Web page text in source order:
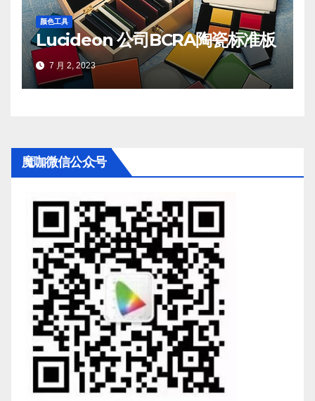
颜色工具
Lucideon 公司BCRA陶瓷标准板
7 月 2, 2023
魔咖微信公众号